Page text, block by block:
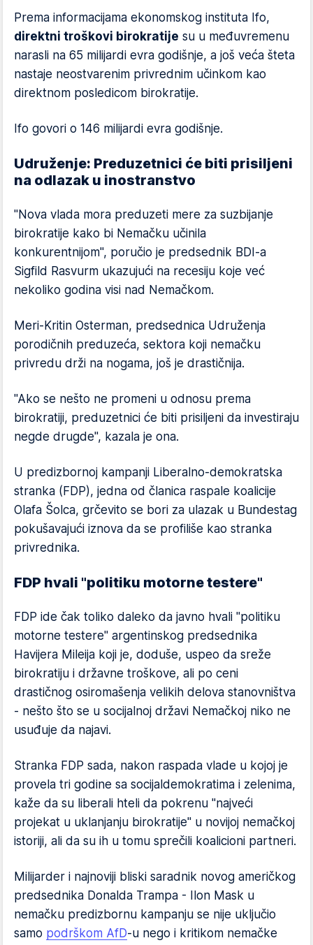
Prema informacijama ekonomskog instituta Ifo,
direktni troškovi birokratije su u međuvremenu
narasli na 65 milijardi evra godišnje, a još veća šteta
nastaje neostvarenim privrednim učinkom kao
direktnom posledicom birokratije.
Ifo govori o 146 milijardi evra godišnje.
Udruženje: Preduzetnici će biti prisiljeni
na odlazak u inostranstvo
"Nova vlada mora preduzeti mere za suzbijanje
birokratije kako bi Nemačku učinila
konkurentnijom", poručio je predsednik BDI-a
Sigfild Rasvurm ukazujući na recesiju koje već
nekoliko godina visi nad Nemačkom.
Meri-Kritin Osterman, predsednica Udruženja
porodičnih preduzeća, sektora koji nemačku
privredu drži na nogama, još je drastičnija.
"Ako se nešto ne promeni u odnosu prema
birokratiji, preduzetnici će biti prisiljeni da investiraju
negde drugde", kazala je ona.
U predizbornoj kampanji Liberalno-demokratska
stranka (FDP), jedna od članica raspale koalicije
Olafa Šolca, grčevito se bori za ulazak u Bundestag
pokušavajući iznova da se profiliše kao stranka
privrednika.
FDP hvali "politiku motorne testere"
FDP ide čak toliko daleko da javno hvali "politiku
motorne testere" argentinskog predsednika
Havijera Mileija koji je, doduše, uspeo da sreže
birokratiju i državne troškove, ali po ceni
drastičnog osiromašenja velikih delova stanovništva
- nešto što se u socijalnoj državi Nemačkoj niko ne
usuđuje da najavi.
Stranka FDP sada, nakon raspada vlade u kojoj je
provela tri godine sa socijaldemokratima i zelenima,
kaže da su liberali hteli da pokrenu "najveći
projekat u uklanjanju birokratije" u novijoj nemačkoj
istoriji, ali da su ih u tomu sprečili koalicioni partneri.
Milijarder i najnoviji bliski saradnik novog američkog
predsednika Donalda Trampa - Ilon Mask u
nemačku predizbornu kampanju se nije uključio
samo podrškom AfD-u nego i kritikom nemačke